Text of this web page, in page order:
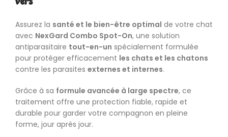
Assurez la santé et le bien-être optimal de votre chat
avec NexGard Combo Spot-On, une solution
antiparasitaire tout-en-un spécialement formulée
pour protéger efficacement les chats et les chatons
contre les parasites externes et internes.
Grâce à sa formule avancée à large spectre, ce
traitement offre une protection fiable, rapide et
durable pour garder votre compagnon en pleine
forme, jour après jour.